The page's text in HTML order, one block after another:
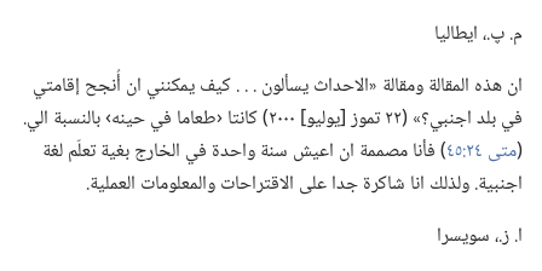
م.‏ پ.‏،‏ ايطاليا
ان هذه المقالة ومقالة «الاحداث يسألون .‏ .‏ .‏ كيف يمكنني ان أُنجح إقامتي
في بلد اجنبي؟‏» (‏٢٢ تموز [يوليو] ٢٠٠٠)‏ كانتا ‹طعاما في حينه› بالنسبة الي.‏
(‏متى ٢٤:‏٤٥
‏)‏ فأنا مصممة ان اعيش سنة واحدة في الخارج بغية تعلّم لغة
اجنبية.‏ ولذلك انا شاكرة جدا على الاقتراحات والمعلومات العملية.‏
ا.‏ ز.‏،‏ سويسرا